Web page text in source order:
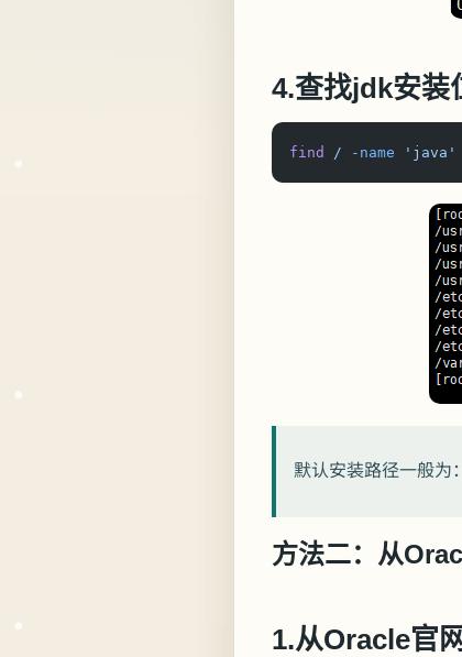
4.查找jdk安装
find / -name 'java'
默认安装路径一般
方法二：从
1.从Oracle官